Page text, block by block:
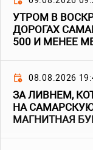
УТРОМ В
ДОРОГАХ
500 И МЕНЕЕ
08.08.2026
ЗА ЛИВНЕМ,
НА
МАГНИТНАЯ